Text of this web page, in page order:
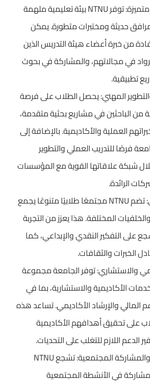
بيئة أكاديمية متميزة: توفر NTNU بيئة تعليمية ملهمة
حديثة ومختبرات متطورة. يمكن
من خبرة أعضاء هيئة التدريس الذين
في مجالاتهم، والمشاركة في بحوث
تطبيقية.
المهني: يحصل الطلاب على فرصة
من الباحثين في مشاريع بحثية متقدمة،
العملية والأكاديمية. بالإضافة إلى
فرصًا للتدريب العملي والتطوير
شبكة علاقاتها القوية مع المؤسسات
الرائدة.
التنوع الثقافي: تضم NTNU مجتمعًا طلابيًا متنوعًا يجمع
المختلفة. هذا يعزز من التجربة
على التفكير النقدي والإبداعي، كما
الخبرات والثقافات.
والاستشاري: توفر الجامعة مجموعة
الأكاديمية والاستشارية، بما في
المالي والإرشاد الأكاديمي. تساعد هذه
على تحقيق أهدافهم الأكاديمية
الدعم اللازم للتغلب على التحديات.
فرص التطوع والمشاركة المجتمعية: تشجع NTNU
في الأنشطة المجتمعية